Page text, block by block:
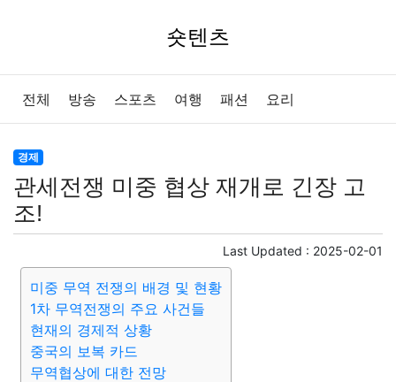
숏텐츠
전체 방송 스포츠 여행 패션 요리
경제
관세전쟁 미중 협상 재개로 긴장 고
조!
Last Updated : 2025-02-01
미중 무역 전쟁의 배경 및 현황
1차 무역전쟁의 주요 사건들
현재의 경제적 상황
중국의 보복 카드
무역협상에 대한 전망